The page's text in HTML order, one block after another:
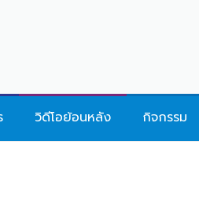
วิดีโอย้อนหลัง กิจกรรม